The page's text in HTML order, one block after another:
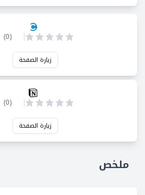
(
0
)
زيارة الصفحة
(
0
)
زيارة الصفحة
ملخص